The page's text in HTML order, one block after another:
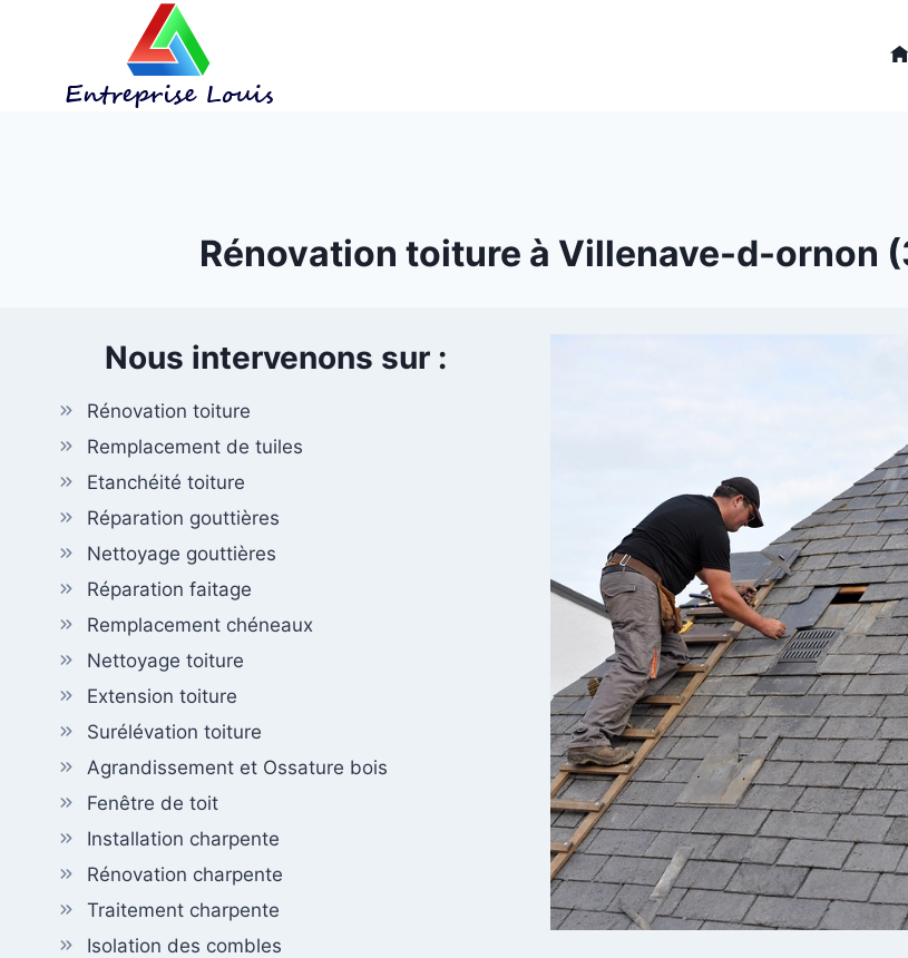
Rénovation toiture à Villenave-d-ornon
Nous intervenons sur :
Rénovation toiture
Remplacement de tuiles
Etanchéité toiture
Réparation gouttières
Nettoyage gouttières
Réparation faitage
Remplacement chéneaux
Nettoyage toiture
Extension toiture
Surélévation toiture
Agrandissement et Ossature bois
Fenêtre de toit
Installation charpente
Rénovation charpente
Traitement charpente
Isolation des combles